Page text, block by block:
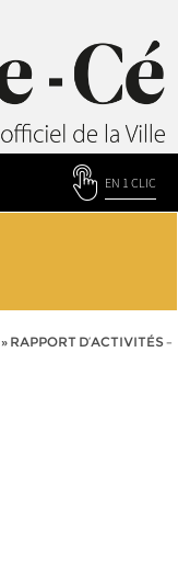
EN 1 CLIC
» RAPPORT D’ACTIVITÉS –